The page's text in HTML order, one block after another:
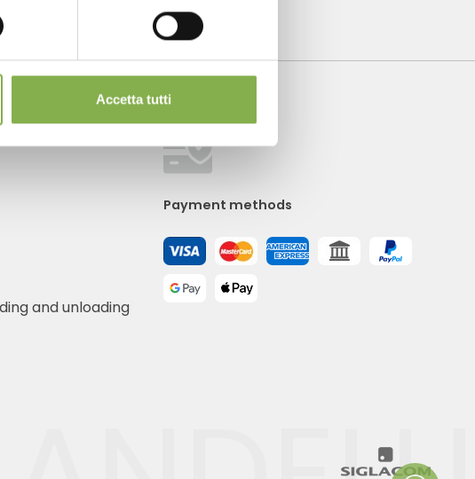
Accetta tutti
and unloading
Payment methods